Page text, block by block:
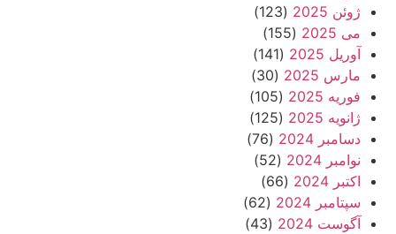
ژوئن 2025
(123)
می 2025
(155)
آوریل 2025
(141)
مارس 2025
(30)
فوریه 2025
(105)
ژانویه 2025
(125)
دسامبر 2024
(76)
نوامبر 2024
(52)
اکتبر 2024
(66)
سپتامبر 2024
(62)
آگوست 2024
(43)